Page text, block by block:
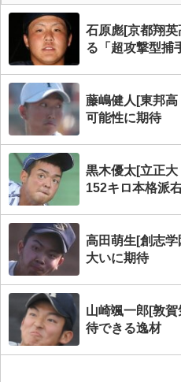
石原彪[京都翔
る「超攻撃型捕
藤嶋健人[東邦
可能性に期待
黒木優太[立正
152キロ本格派
高田萌生[創志
大いに期待
山崎颯一郎[敦
待できる逸材